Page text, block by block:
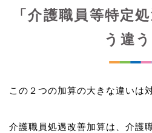
「介護職員等特定
う違う
この２つの加算の大きな違いは
介護職員処遇改善加算は、介護